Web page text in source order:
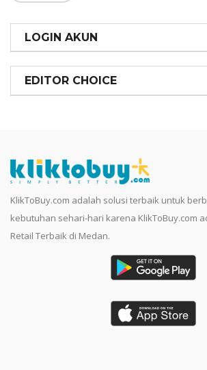
LOGIN AKUN
EDITOR CHOICE
KlikToBuy.com adalah solusi terbaik untuk
kebutuhan sehari-hari karena KlikToBuy.com
Retail Terbaik di Medan.